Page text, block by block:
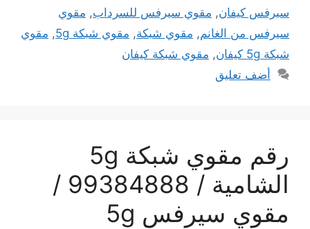
سيرفس كيفان, مقوي سيرفس للسرداب, مقوي
سيرفس من الغانم, مقوي شبكة, مقوي شبكة 5g , مقوي
شبكة 5g كيفان
, مقوي شبكة كيفان
أضف تعليق
رقم مقوي شبكة 5g
الشامية / 99384888 /
مقوي سيرفس 5g